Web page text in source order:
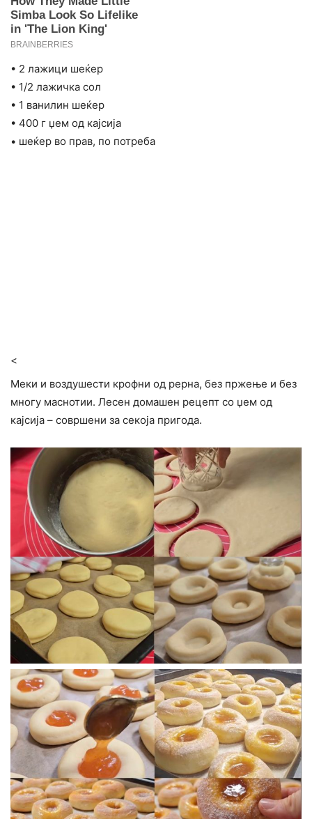
• 2 лажици шеќер
• 1/2 лажичка сол
• 1 ванилин шеќер
• 400 г џем од кајсија
• шеќер во прав, по потреба
<
Меки и воздушести крофни од рерна, без пржење и без
многу маснотии. Лесен домашен рецепт со џем од
кајсија – совршени за секоја пригода.